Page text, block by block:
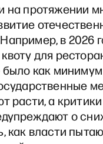
на протяжении
в 2026
для
как
расти, а
о
как власти